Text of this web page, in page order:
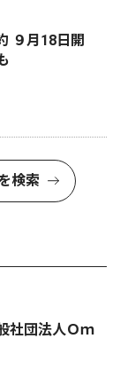
９月18日開
検索
社団法人Ｏｍ